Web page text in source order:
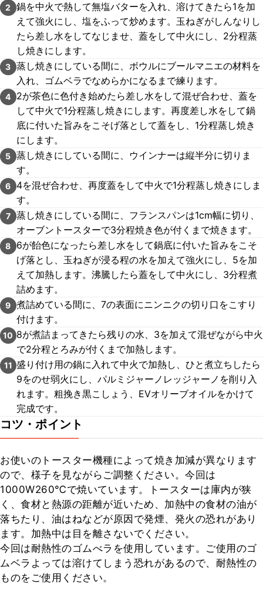
2
鍋を中火で熱して無塩バターを入れ、溶けてきたら1を加
えて強火にし、塩をふって炒めます。玉ねぎがしんなりし
たら差し水をしてなじませ、蓋をして中火にし、2分程蒸
し焼きにします。
3 蒸し焼きにしている間に、ボウルにブールマニエの材料を
入れ、ゴムベラでなめらかになるまで練ります。
4
2が茶色に色付き始めたら差し水をして混ぜ合わせ、蓋を
して中火で1分程蒸し焼きにします。再度差し水をして鍋
底に付いた旨みをこそげ落として蓋をし、1分程蒸し焼き
にします。
5 蒸し焼きにしている間に、ウインナーは縦半分に切りま
す。
6
4を混ぜ合わせ、再度蓋をして中火で1分程蒸し焼きにしま
す。
7 蒸し焼きにしている間に、フランスパンは1cm幅に切り、
オーブントースターで3分程焼き色が付くまで焼きます。
8
6が飴色になったら差し水をして鍋底に付いた旨みをこそ
げ落とし、玉ねぎが浸る程の水を加えて強火にし、5を加
えて加熱します。沸騰したら蓋をして中火にし、3分程煮
詰めます。
9 煮詰めている間に、7の表面にニンニクの切り口をこすり
付けます。
10 8が煮詰まってきたら残りの水、3を加えて混ぜながら中火
で2分程とろみが付くまで加熱します。
11 盛り付け用の鍋に入れて中火で加熱し、ひと煮立ちしたら
9をのせ弱火にし、パルミジャーノレッジャーノを削り入
れます。粗挽き黒こしょう、EVオリーブオイルをかけて
完成です。
コツ・ポイント
お使いのトースター機種によって焼き加減が異なります
ので、様子を見ながらご調整ください。今回は
1000W260℃で焼いています。トースターは庫内が狭
く、食材と熱源の距離が近いため、加熱中の食材の油が
落ちたり、油はねなどが原因で発煙、発火の恐れがあり
ます。加熱中は目を離さないでください。
今回は耐熱性のゴムべラを使用しています。ご使用のゴ
ムベラよっては溶けてしまう恐れがあるので、耐熱性の
ものをご使用ください。